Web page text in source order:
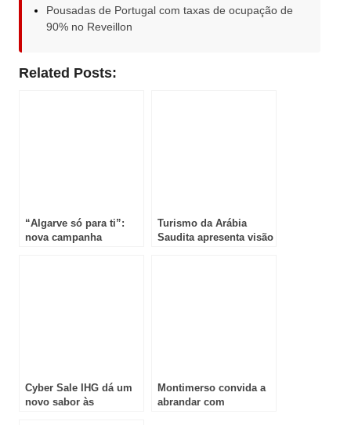
Pousadas de Portugal com taxas de ocupação de
90% no Reveillon
Related Posts:
“Algarve só para ti”:
nova campanha
Turismo da Arábia
Saudita apresenta visão
Cyber Sale IHG dá um
novo sabor às
Montimerso convida a
abrandar com